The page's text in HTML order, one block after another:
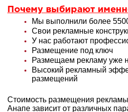
Почему выбирают
Мы выполнили более
Свои рекламные
У нас работают
Размещение под ключ
Размещаем рекламу уже
Высокий рекламный
размещений
Стоимость размещения
Анапе зависит от различных